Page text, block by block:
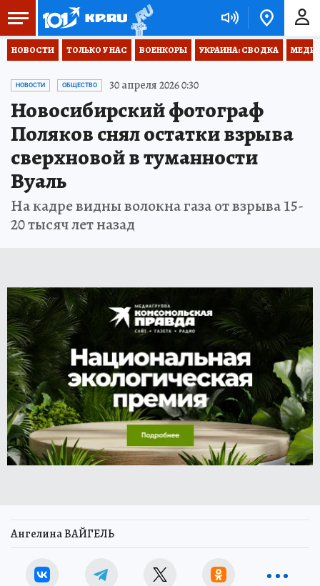
НОВОСТИ ТОЛЬКО У НАС ВОЕНКОРЫ УКРАИНА: СВОДКА
НОВОСТИ ОБЩЕСТВО 30 апреля 2026 0:30
Новосибирский фотограф
Поляков снял остатки взрыва
сверхновой в туманности
Вуаль
На кадре видны волокна газа от взрыва 15-
20 тысяч лет назад
Ангелина ВАЙГЕЛЬ